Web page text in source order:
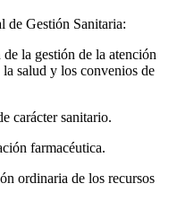
de Gestión Sanitaria:
la gestión de la atención
salud y los convenios de
carácter sanitario.
farmacéutica.
ordinaria de los recursos